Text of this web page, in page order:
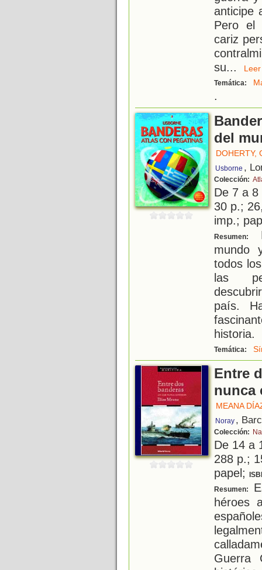
anticipe
Pero el
cariz
su...
Temática:
.
del
DOHERTY,
Usborne ,
Colección:
De 7 a
30 p.;
imp.;
Resumen:
mundo
todos
las
país.
historia.
Temática:
Entre
nunca
MEANA
Noray ,
Colección:
De 14 a
288 p.;
papel;
Resumen:
héroes
Guerra